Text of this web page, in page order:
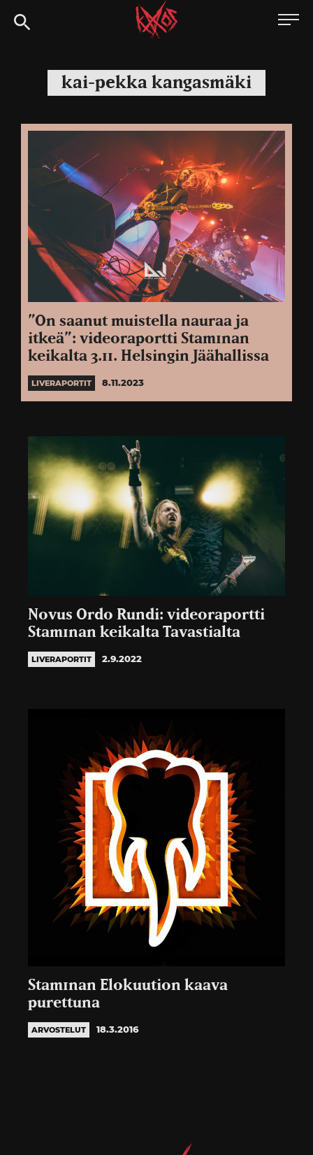
Siirry
suoraan
Kaaoszine
kai-pekka kangasmäki
”On saanut muistella nauraa ja
itkeä”: videoraportti Stam1nan
keikalta 3.11. Helsingin Jäähallissa
LIVERAPORTIT 8.11.2023
Novus Ordo Rundi: videoraportti
Stam1nan keikalta Tavastialta
LIVERAPORTIT 2.9.2022
Stam1nan Elokuution kaava
purettuna
ARVOSTELUT 18.3.2016